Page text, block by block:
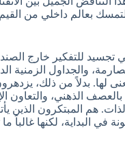
بعالم داخلي من
للتفكير خارج
والجداول الزمنية
لها. بدلاً من ذلك،
بالعصف الذهني، والتعاون
هم المبتكرون الذين
في البداية، لكنها غالباً